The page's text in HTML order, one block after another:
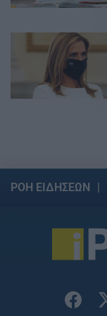
ΡΟΗ ΕΙΔΗΣΕΩΝ